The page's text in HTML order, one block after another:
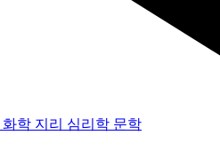
화학 지리 심리학 문학